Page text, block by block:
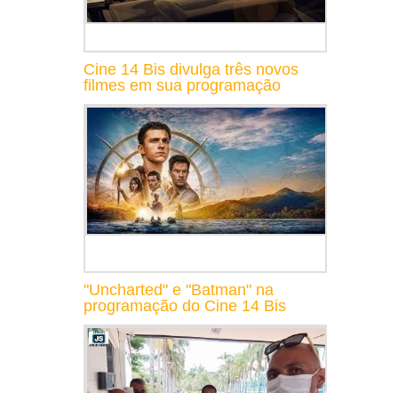
Cine 14 Bis divulga três novos
filmes em sua programação
"Uncharted" e "Batman" na
programação do Cine 14 Bis